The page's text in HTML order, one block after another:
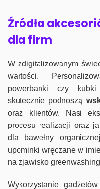
Źródła
dla firm
W zdigitalizowanym
wartości.
powerbanki czy
skutecznie podnoszą
oraz klientów. Nasi
procesu realizacji oraz
dla bawełny
upominki wręczane w
na zjawisko
Wykorzystanie